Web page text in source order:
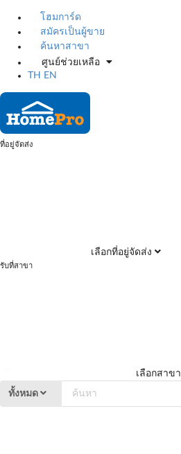
โฮมการ์ด
สมัครเป็นผู้ขาย
ค้นหาสาขา
ศูนย์ช่วยเหลือ
TH
EN
ที่อยู่จัดส่ง
เลือกที่อยู่จัดส่ง
รับที่สาขา
เลือกสาขา
ทั้งหมด